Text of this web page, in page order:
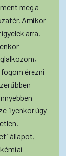
meg a
Amikor
arra,
érezni
ilyenkor úgy
állapot,